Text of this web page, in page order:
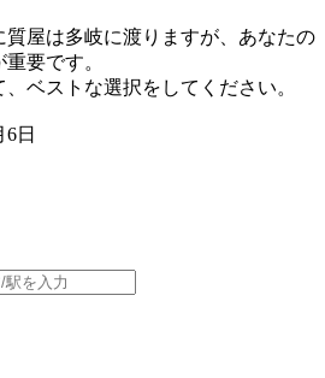
質屋は多岐に渡りますが、あなたの
要です。
ベストな選択をしてください。
日